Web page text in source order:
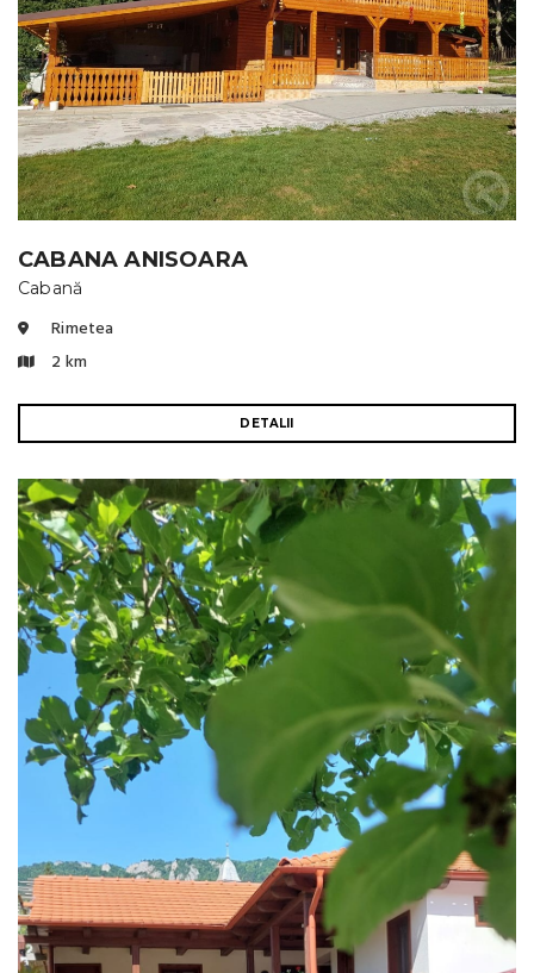
CABANA ANISOARA
Cabană
Rimetea
2 km
DETALII